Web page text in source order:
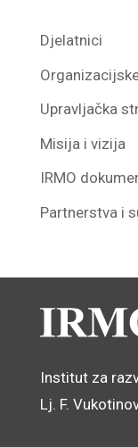
Djelatnici
Upravljačka
Misija i vizija
IRMO
Partnerstva i
Institut za
Lj. F.